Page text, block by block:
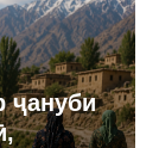
ҷануби